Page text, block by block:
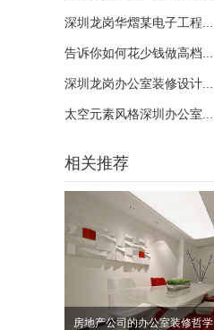
深圳龙岗华熠某电子工程...
告诉你如何花少钱做高档...
深圳龙岗办公室装修设计...
太空元素风格深圳办公室...
相关推荐
房地产公司的办公室装修哲学